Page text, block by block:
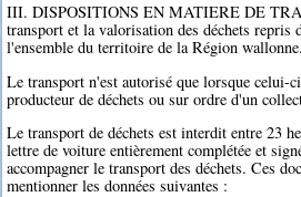
III. DISPOSITIONS EN MATIERE DE
transport et la valorisation des déchets repris
l'ensemble du territoire de la Région wallonne.
Le transport n'est autorisé que lorsque celui-
producteur de déchets ou sur ordre d'un
Le transport de déchets est interdit entre 23
lettre de voiture entièrement complétée et
accompagner le transport des déchets. Ces
mentionner les données suivantes :